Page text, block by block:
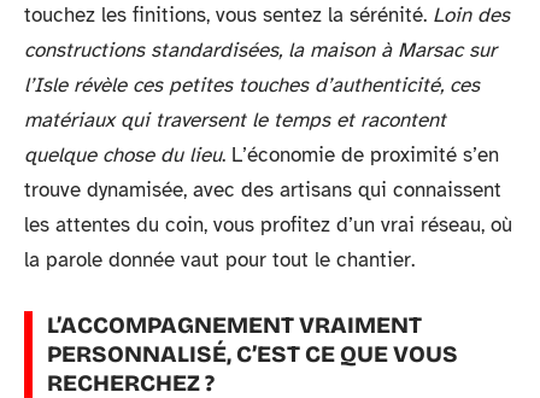
touchez les finitions, vous sentez la sérénité. Loin des
constructions standardisées, la maison à Marsac sur
l’Isle révèle ces petites touches d’authenticité, ces
matériaux qui traversent le temps et racontent
quelque chose du lieu. L’économie de proximité s’en
trouve dynamisée, avec des artisans qui connaissent
les attentes du coin, vous profitez d’un vrai réseau, où
la parole donnée vaut pour tout le chantier.
L’ACCOMPAGNEMENT VRAIMENT
PERSONNALISÉ, C’EST CE QUE VOUS
RECHERCHEZ ?